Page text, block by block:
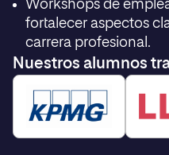
Workshops de
fortalecer aspectos
carrera profesional.
Nuestros alumnos